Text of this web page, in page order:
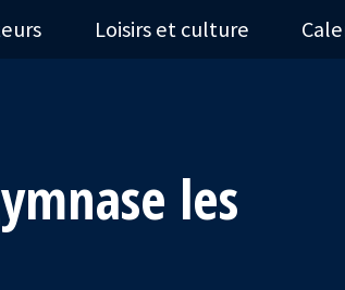
Loisirs et culture
les